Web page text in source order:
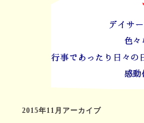
2015年11月アーカイブ